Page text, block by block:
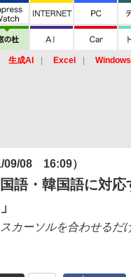
生成AI Excel Windows
09/08 16:09）
語・韓国語に対
カーソルを合わせるだ